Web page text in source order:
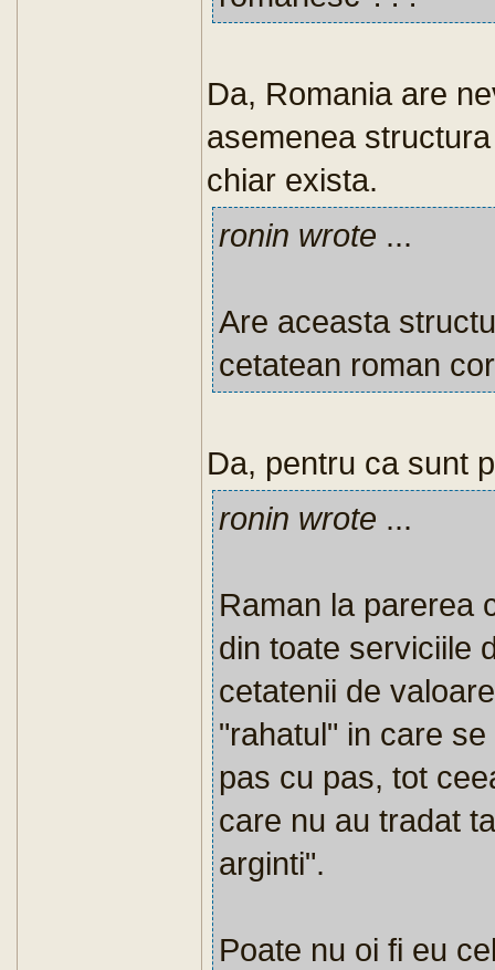
Da, Romania are
asemenea
chiar exista.
ronin wrote ...
Are aceasta
cetatean roman
Da, pentru ca sunt
ronin wrote ...
Raman la parerea
din toate serviciile
cetatenii de
"rahatul" in care
pas cu pas, tot
care nu au tradat
arginti".
Poate nu oi fi eu